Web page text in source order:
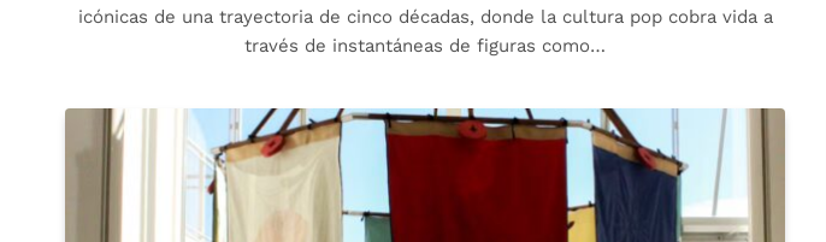
icónicas de una trayectoria de cinco décadas, donde la cultura pop cobra vida a
través de instantáneas de figuras como…